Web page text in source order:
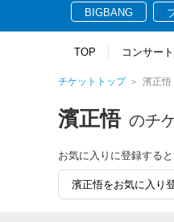
BIGBANG
TOP コンサート
チケットトップ 濱正悟
濱正悟 のチ
お気に入りに登録する
濱正悟をお気に入り